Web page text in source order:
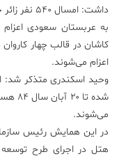
محیط
زیست
علم
و
فناوری
داشت:
به عربستان سعودی
اعزام می‌شوند.
وحید اسکندری متذکر شد:
شده
می‌شوند.
هتل در اجرای طرح توسعه